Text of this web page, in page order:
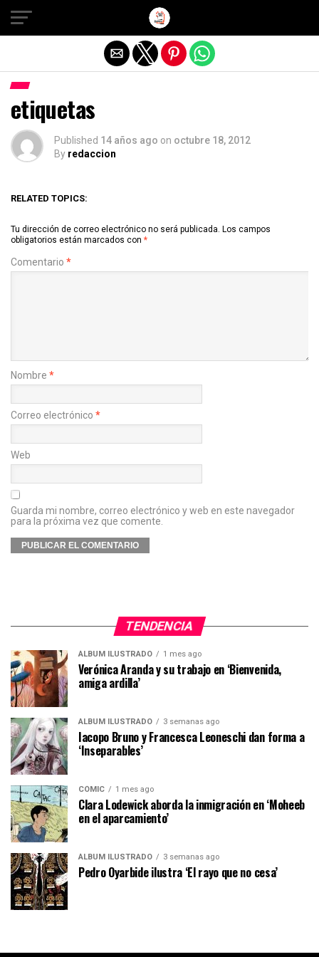
etiquetas
Published 14 años ago on octubre 18, 2012
By redaccion
RELATED TOPICS:
Tu dirección de correo electrónico no será publicada. Los campos
obligatorios están marcados con *
Comentario *
Nombre *
Correo electrónico *
Web
Guarda mi nombre, correo electrónico y web en este navegador
para la próxima vez que comente.
TENDENCIA
ÁLBUM ILUSTRADO 1 mes ago
Verónica Aranda y su trabajo en ‘Bienvenida,
amiga ardilla’
ÁLBUM ILUSTRADO 3 semanas ago
Iacopo Bruno y Francesca Leoneschi dan forma a
‘Inseparables’
CÓMIC 1 mes ago
Clara Lodewick aborda la inmigración en ‘Moheeb
en el aparcamiento’
ÁLBUM ILUSTRADO 3 semanas ago
Pedro Oyarbide ilustra ‘El rayo que no cesa’
Salir de la versión móvil